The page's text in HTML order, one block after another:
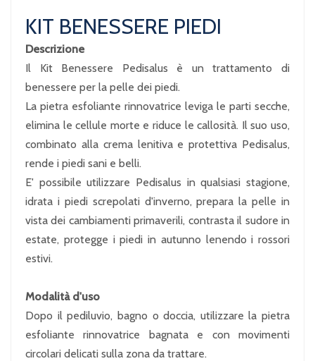
KIT BENESSERE PIEDI
Descrizione
Il Kit Benessere Pedisalus è un trattamento di
benessere per la pelle dei piedi.
La pietra esfoliante rinnovatrice leviga le parti secche,
elimina le cellule morte e riduce le callosità. Il suo uso,
combinato alla crema lenitiva e protettiva Pedisalus,
rende i piedi sani e belli.
E' possibile utilizzare Pedisalus in qualsiasi stagione,
idrata i piedi screpolati d'inverno, prepara la pelle in
vista dei cambiamenti primaverili, contrasta il sudore in
estate, protegge i piedi in autunno lenendo i rossori
estivi.
Modalità d'uso
Dopo il pediluvio, bagno o doccia, utilizzare la pietra
esfoliante rinnovatrice bagnata e con movimenti
circolari delicati sulla zona da trattare.